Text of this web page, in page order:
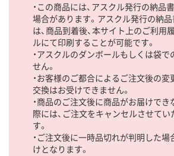
・この商品には、アスクル発行の納品
場合があります。アスクル発行の納
は、商品到着後、本サイト上のご利用
ルにて印刷することが可能です。
・アスクルのダンボールもしくは袋
せん。
・お客様のご都合によるご注文後の変
交換はお受けできません。
・商品のご注文後に商品がお届けで
際には、ご注文をキャンセルさせて
す。
・ご注文後に一時品切れが判明した場
けとなります。